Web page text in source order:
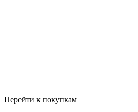
Перейти к покупкам